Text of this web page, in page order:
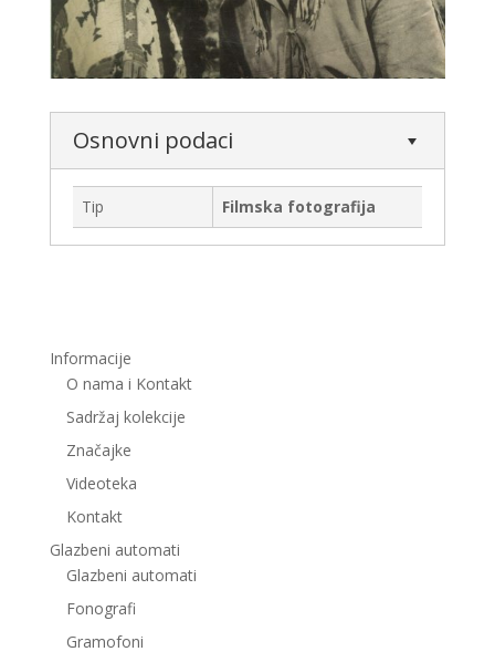
Osnovni podaci
Tip Filmska fotografija
Informacije
O nama i Kontakt
Sadržaj kolekcije
Značajke
Videoteka
Kontakt
Glazbeni automati
Glazbeni automati
Fonografi
Gramofoni